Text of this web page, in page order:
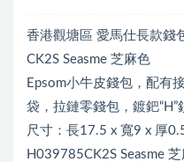
香港觀塘區 愛馬仕長款錢
CK2S Seasme 芝麻色
Epsom小牛皮錢包，配有
袋，拉鏈零錢包，鍍鈀“H”
尺寸：長17.5 x 寬9 x 厚
H039785CK2S Seasme